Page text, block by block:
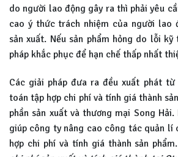
do người lao động gây ra thì phải yêu
cao ý thức trách nhiệm của người lao
sản xuất. Nếu sản phẩm hỏng do lỗi
pháp khắc phục để hạn chế thấp nhất
Các giải pháp đưa ra đều xuất phát
toán tập hợp chi phí và tính giá thành
phần sản xuất và thương mại Song Hải.
giúp công ty nâng cao công tác quản
hợp chi phí và tính giá thành sản phẩm.